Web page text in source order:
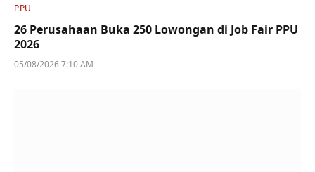
PPU
26 Perusahaan Buka 250 Lowongan di Job Fair PPU
2026
05/08/2026 7:10 AM